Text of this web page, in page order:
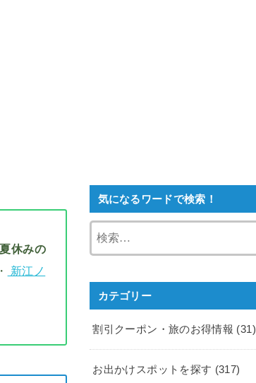
夏休みの
新江ノ
気になるワードで検索！
カテゴリー
割引クーポン・旅のお得情報 (31)
お出かけスポットを探す (317)